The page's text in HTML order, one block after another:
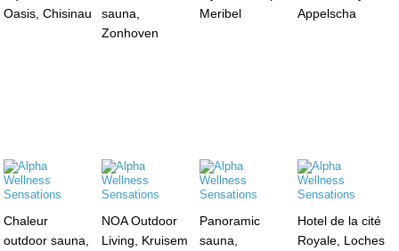
Oasis, Chisinau
sauna,
Zonhoven
Meribel
Appelscha
Chaleur
outdoor sauna,
NOA Outdoor
Living, Kruisem
Panoramic
sauna,
Hotel de la cité
Royale, Loches